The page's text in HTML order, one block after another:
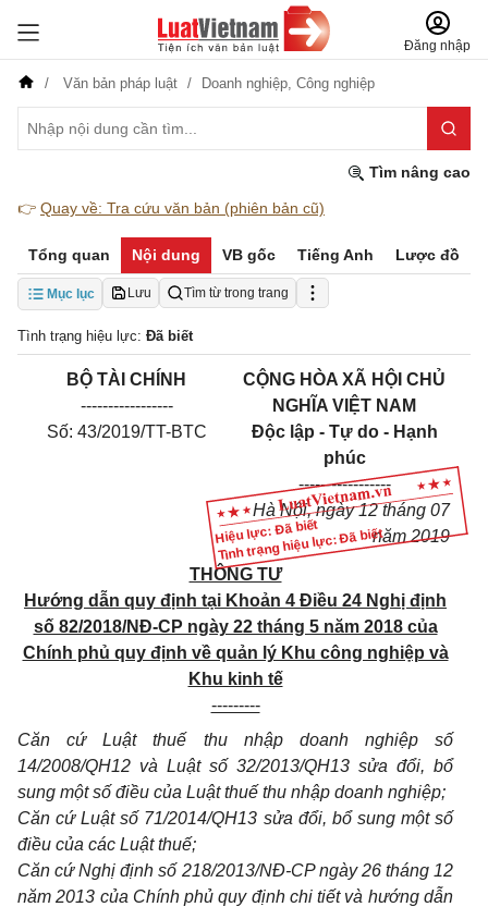
Đăng nhập
Văn bản pháp luật Doanh nghiệp, Công nghiệp
Tìm nâng cao
👉 Quay về: Tra cứu văn bản (phiên bản cũ)
Tổng quan Nội dung VB gốc Tiếng Anh Lược đồ
Mục lục Lưu Tìm từ trong trang
Tình trạng hiệu lực: Đã biết
Hiệu lực: Đã biết
Tình trạng hiệu lực: Đã biết
BỘ TÀI CHÍNH
-----------------
Số: 43/2019/TT-BTC
CỘNG HÒA XÃ HỘI CHỦ
NGHĨA VIỆT NAM
Độc lập - Tự do - Hạnh
phúc
-----------------
Hà Nội, ngày 12 tháng 07
năm 2019
THÔNG TƯ
Hướng dẫn quy định tại Khoản 4 Điều 24 Nghị định
số 82/2018/NĐ-CP ngày 22 tháng 5 năm 2018 của
Chính phủ quy định về quản lý Khu công nghiệp và
Khu kinh tế
---------
Căn cứ Luật thuế thu nhập doanh nghiệp số
14/2008/QH12 và Luật số 32/2013/QH13 sửa đổi, bổ
sung một số điều của Luật thuế thu nhập doanh nghiệp;
Căn cứ Luật số 71/2014/QH13 sửa đổi, bổ sung một số
điều của các Luật thuế;
Căn cứ Nghị định số 218/2013/NĐ-CP ngày 26 tháng 12
năm 2013 của Chính phủ quy định chi tiết và hướng dẫn